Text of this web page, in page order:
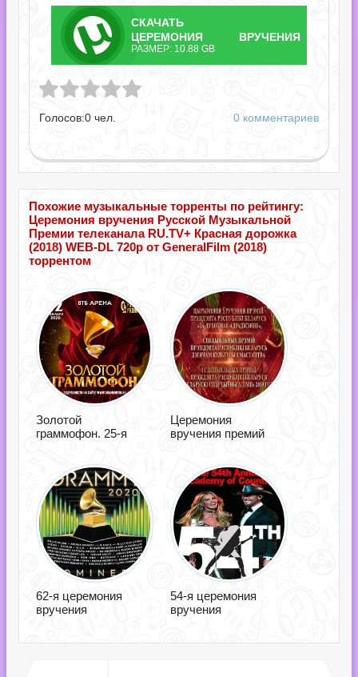
СКАЧАТЬ
ТОРРЕНТ
ЦЕРЕМОНИЯ ВРУЧЕНИЯ
РУССКОЙ МУЗЫКАЛЬНОЙ
ПРЕМИИ ТЕЛЕКАНАЛА
RU.TV+ КРАСНАЯ ДОРОЖКА
(2018) WEB-DL 720P ОТ
РАЗМЕР: 10.88 GB
Голосов:0 чел. 0 комментариев
Похожие музыкальные торренты по рейтингу:
Церемония вручения Русской Музыкальной
Премии телеканала RU.TV+ Красная дорожка
(2018) WEB-DL 720p от GeneralFilm (2018)
торрентом
Золотой
граммофон. 25-я
Церемония
вручения премий
62-я церемония
вручения
54-я церемония
вручения